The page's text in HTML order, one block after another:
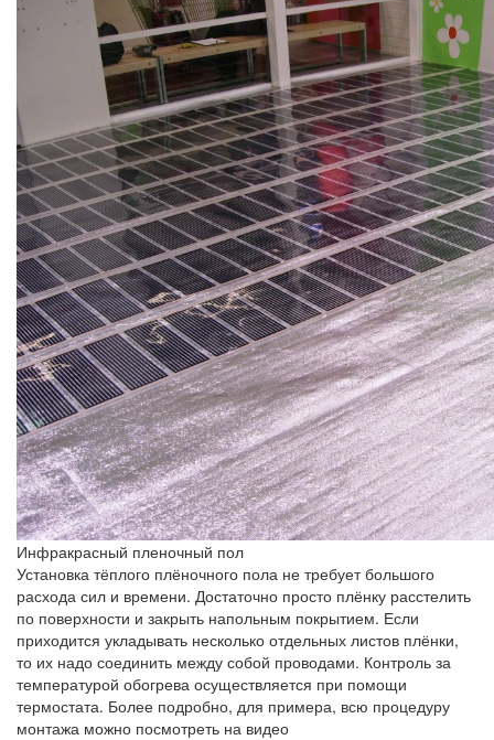
Инфракрасный пленочный пол
Установка тёплого плёночного пола не требует большого
расхода сил и времени. Достаточно просто плёнку расстелить
по поверхности и закрыть напольным покрытием. Если
приходится укладывать несколько отдельных листов плёнки,
то их надо соединить между собой проводами. Контроль за
температурой обогрева осуществляется при помощи
термостата. Более подробно, для примера, всю процедуру
монтажа можно посмотреть на видео